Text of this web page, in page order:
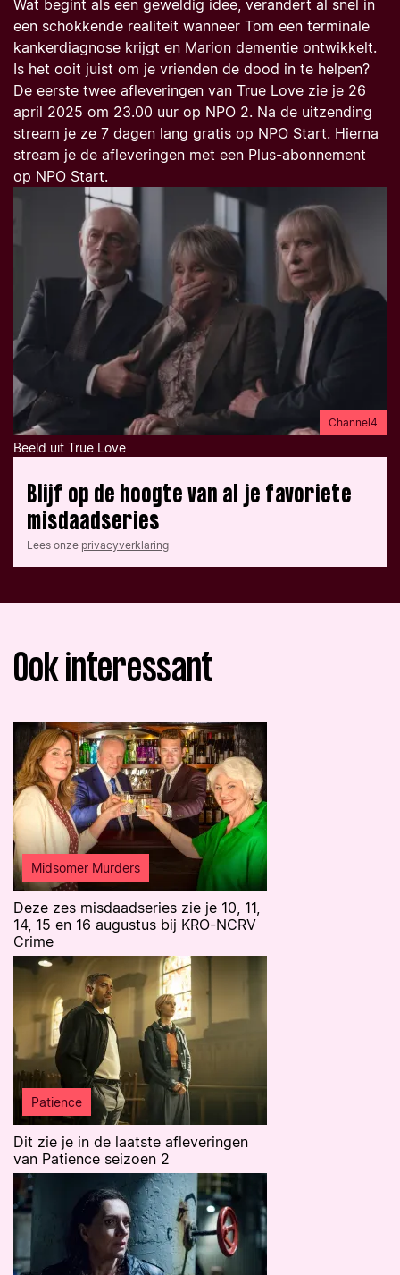
Wat begint als een geweldig idee, verandert al snel in
een schokkende realiteit wanneer Tom een terminale
kankerdiagnose krijgt en Marion dementie ontwikkelt.
Is het ooit juist om je vrienden de dood in te helpen?
De eerste twee afleveringen van True Love zie je 26
april 2025 om 23.00 uur op NPO 2. Na de uitzending
stream je ze 7 dagen lang gratis op NPO Start. Hierna
stream je de afleveringen met een Plus-abonnement
op NPO Start.
Channel4
Beeld uit True Love
Blijf op de hoogte van al je favoriete
misdaadseries
Lees onze privacyverklaring
Ook interessant
Midsomer Murders
Deze zes misdaadseries zie je 10, 11,
14, 15 en 16 augustus bij KRO-NCRV
Crime
Patience
Dit zie je in de laatste afleveringen
van Patience seizoen 2